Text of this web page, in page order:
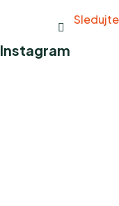
Instagram